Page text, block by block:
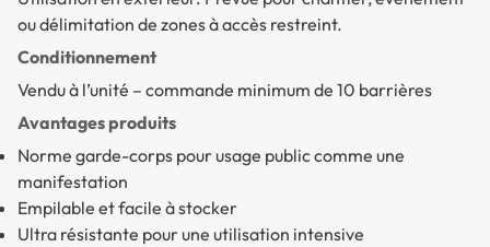
ou délimitation de zones à accès restreint.
Conditionnement
Vendu à l’unité – commande minimum de 10 barrières
Avantages produits
Norme garde-corps pour usage public comme une
manifestation
Empilable et facile à stocker
Ultra résistante pour une utilisation intensive